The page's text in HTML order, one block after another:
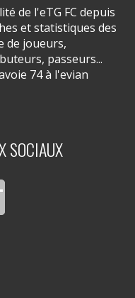
de l'eTG FC depuis
et statistiques des
de joueurs,
passeurs...
74 à l'evian
SOCIAUX